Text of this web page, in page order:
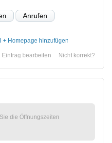
Anrufen
+ Homepage hinzufügen
Nicht korrekt?
Eintrag bearbeiten
die Öffnungszeiten